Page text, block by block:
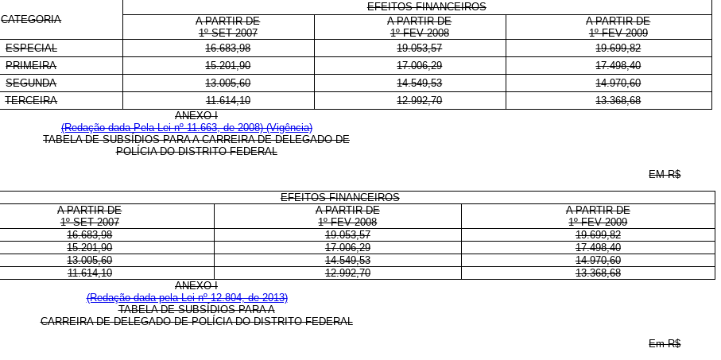
CATEGORIA
EFEITOS FINANCEIROS
A PARTIR DE
1º SET 2007
A PARTIR DE
1º FEV 2008
A PARTIR DE
1º FEV 2009
ESPECIAL 16.683,98 19.053,57
19.699,82
PRIMEIRA
15.201,90 17.006,29
17.498,40
SEGUNDA
13.005,60 14.549,53
14.970,60
TERCEIRA
11.614,10 12.992,70
13.368,68
ANEXO I
(Redação dada Pela Lei nº 11.663, de 2008)(Vigência)
TABELA DE SUBSÍDIOS PARA A CARREIRA DE DELEGADO DE
POLÍCIA DO DISTRITO FEDERAL
EM R$
EFEITOS FINANCEIROS
A PARTIR DE A PARTIR DE
A PARTIR DE
1º SET 2007
1º FEV 2008
1º FEV 2009
16.683,98 19.053,57
19.699,82
15.201,90 17.006,29
17.498,40
13.005,60 14.549,53
14.970,60
11.614,10 12.992,70
13.368,68
ANEXO I
(Redação dada pela Lei nº 12.804, de 2013)
TABELA DE SUBSÍDIOS PARA A
CARREIRA DE DELEGADO DE POLÍCIA DO DISTRITO FEDERAL
Em R$